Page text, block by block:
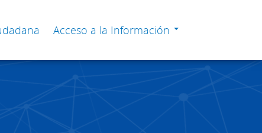
Acceso a la Información